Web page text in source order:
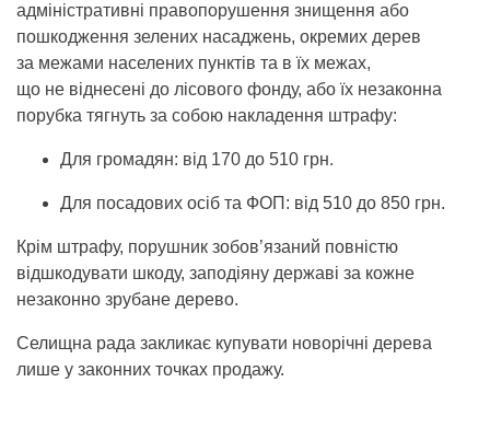
адміністративні правопорушення знищення або
пошкодження зелених насаджень, окремих дерев
за межами населених пунктів та в їх межах,
що не віднесені до лісового фонду, або їх незаконна
порубка тягнуть за собою накладення штрафу:
Для громадян: від 170 до 510 грн.
Для посадових осіб та ФОП: від 510 до 850 грн.
Крім штрафу, порушник зобов’язаний повністю
відшкодувати шкоду, заподіяну державі за кожне
незаконно зрубане дерево.
Селищна рада закликає купувати новорічні дерева
лише у законних точках продажу.